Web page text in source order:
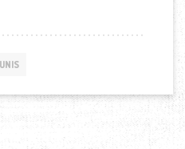
MAISONS VENUES D’AILLEURS…